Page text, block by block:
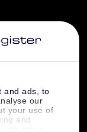
and ads, to
our
your use of
and